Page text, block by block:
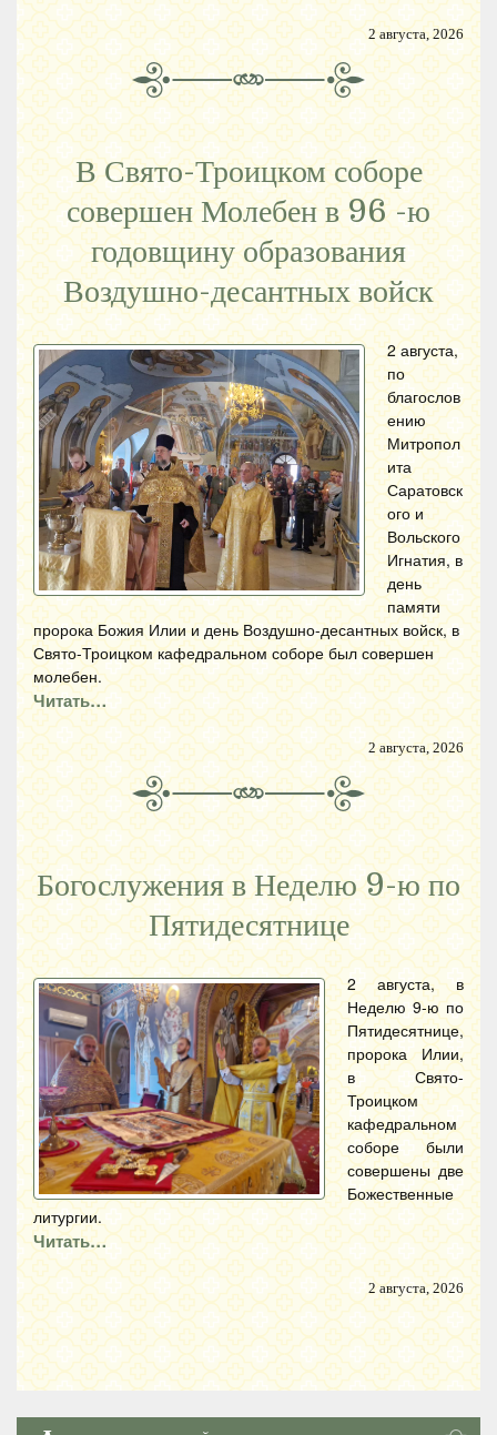
2 августа, 2026
В Свято-Троицком соборе
совершен Молебен в 96 -ю
годовщину образования
Воздушно-десантных войск
2 августа,
по
благослов
ению
Митропол
ита
Саратовск
ого и
Вольского
Игнатия, в
день
памяти
пророка Божия Илии и день Воздушно-десантных войск, в
Свято-Троицком кафедральном соборе был совершен
молебен.
Читать…
2 августа, 2026
Богослужения в Неделю 9-ю по
Пятидесятнице
2 августа, в
Неделю 9-ю по
Пятидесятнице,
пророка Илии,
в Свято-
Троицком
кафедральном
соборе были
совершены две
Божественные
литургии.
Читать…
2 августа, 2026